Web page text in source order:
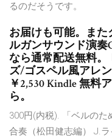
るのだそうです。
お届けも可能。ま
ルガンサウンド演奏
なら通常配送無料。
ズ/ゴスペル風アレ
￥2,530 Kindle 無料
ら。
300円(内税). 「ベルの
合奏（松田健志編） J.